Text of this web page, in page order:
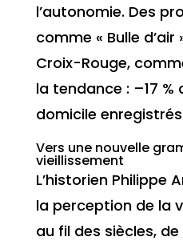
l’autonomie. Des
comme « Bulle
Croix-Rouge,
la tendance : –17 %
domicile
Vers une nouvelle
vieillissement
L’historien Philippe
la perception de la
au fil des siècles,